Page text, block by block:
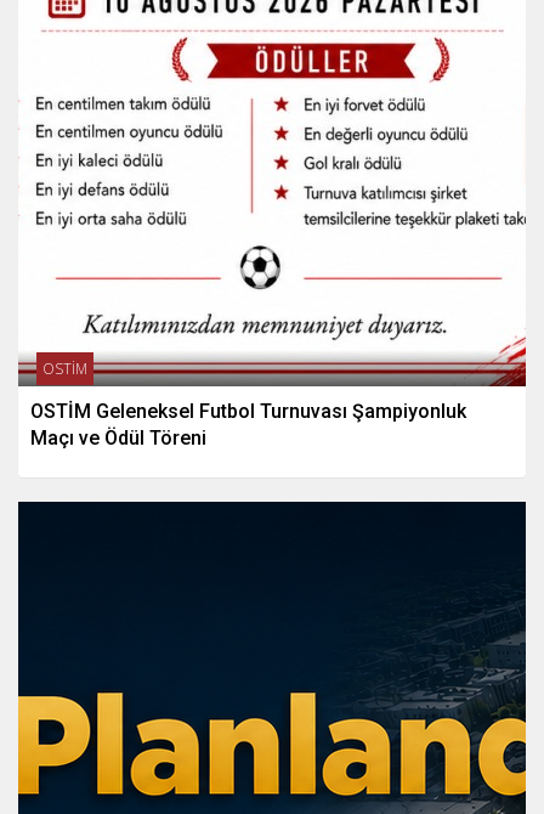
OSTİM
OSTİM Geleneksel Futbol Turnuvası Şampiyonluk
Maçı ve Ödül Töreni